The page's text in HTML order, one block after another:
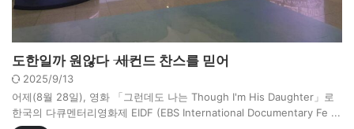
도한일까 원않다 ―― 세컨드 찬스를 믿어
2025/9/13
어제(8월 28일), 영화 「그런데도 나는 Though I'm His Daughter」로
한국의 다큐멘터리영화제 EIDF (EBS International Documentary Fe ...